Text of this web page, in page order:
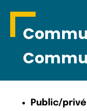
Public/privé